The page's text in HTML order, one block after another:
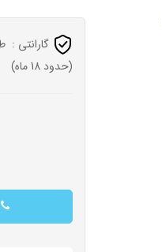
گارانتی :
(حدود 18 ماه)